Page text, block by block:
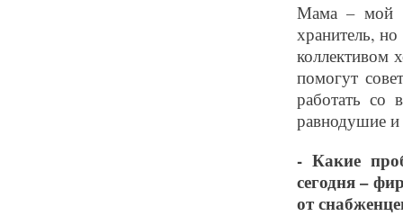
Мама – мой
хранитель,
коллективом
помогут
работать со
равнодушие и
- Какие
сегодня –
от